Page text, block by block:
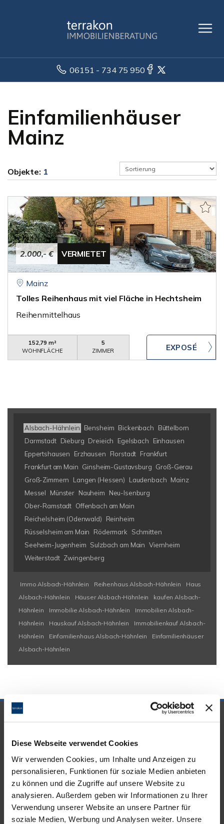
Diese Webseite verwendet Cookies
Wir verwenden Cookies, um Inhalte und Anzeigen zu
personalisieren, Funktionen für soziale Medien anbieten
zu können und die Zugriffe auf unsere Website zu
analysieren. Außerdem geben wir Informationen zu Ihrer
Verwendung unserer Website an unsere Partner für
soziale Medien, Werbung und Analysen weiter. Unsere
06151 - 734 75 950
Einfamilienhäuser
Mainz
Objekte: 1
2.000,- € VERMIETET
Mainz
Tolles Reihenhaus mit viel Fläche in Hechtsheim
Reihenmittelhaus
152,79 m²
WOHNFLÄCHE
5
ZIMMER
Alsbach-Hähnlein Bensheim Bickenbach
Büttelborn
Darmstadt Dieburg Dreieich Egelsbach
Einhausen
Eppertshausen
Erzhausen Florstadt Frankfurt
Frankfurt am Main Ginsheim-Gustavsburg Groß-Gerau
Groß-Zimmern
Langen (Hessen) Laudenbach Mainz
Messel
Münster Nauheim
Neu-Isenburg
Ober-Ramstadt Offenbach am Main
Reichelsheim (Odenwald)
Reinheim
Rüsselsheim am Main
Rödermark
Schmitten
Seeheim-Jugenheim Sulzbach am Main Viernheim
Weiterstadt Zwingenberg
Immo Alsbach-Hähnlein Reihenhaus Alsbach-Hähnlein
Haus
Alsbach-Hähnlein
Häuser Alsbach-Hähnlein
kaufen Alsbach-
Hähnlein
Immobilie Alsbach-Hähnlein
Immobilien Alsbach-
Hähnlein
Hauskauf Alsbach-Hähnlein
Immobilienkauf Alsbach-
Hähnlein
Einfamilienhaus Alsbach-Hähnlein
Einfamilienhäuser
Alsbach-Hähnlein
UNSERE PARTNER &
AUSZEICHNUNGEN